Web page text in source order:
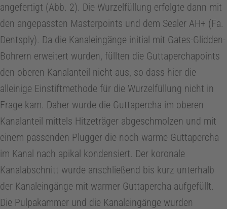
angefertigt (Abb. 2). Die Wurzelfüllung erfolgte dann mit
den angepassten Masterpoints und dem Sealer AH+ (Fa.
Dentsply). Da die Kanaleingänge initial mit Gates-Glidden-
Bohrern erweitert wurden, füllten die Guttaperchapoints
den oberen Kanalanteil nicht aus, so dass hier die
alleinige Einstiftmethode für die Wurzelfüllung nicht in
Frage kam. Daher wurde die Guttapercha im oberen
Kanalanteil mittels Hitzeträger abgeschmolzen und mit
einem passenden Plugger die noch warme Guttapercha
im Kanal nach apikal kondensiert. Der koronale
Kanalabschnitt wurde anschließend bis kurz unterhalb
der Kanaleingänge mit warmer Guttapercha aufgefüllt.
Die Pulpakammer und die Kanaleingänge wurden